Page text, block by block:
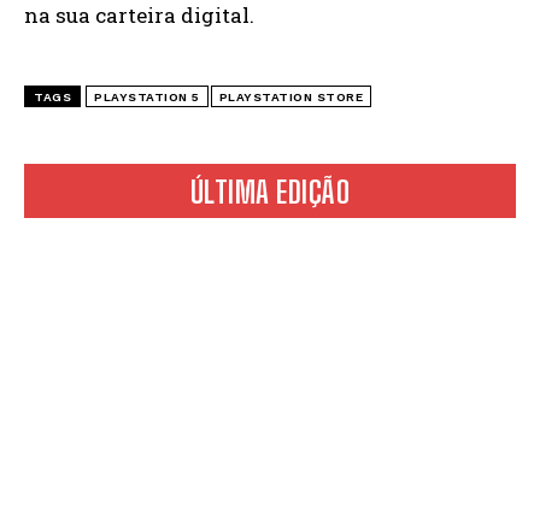
ÚLTIMA EDIÇÃO
na sua carteira digital.
TAGS PLAYSTATION 5 PLAYSTATION STORE